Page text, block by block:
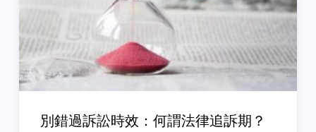
別錯過訴訟時效：何謂法律追訴期？